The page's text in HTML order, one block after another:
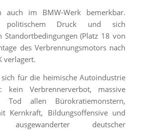
auch im BMW-Werk bemerkbar.
politischem Druck und sich
Standortbedingungen (Platz 18 von
des Verbrennungsmotors nach
verlagert.
für die heimische Autoindustrie
Verbrennerverbot, massive
Tod allen Bürokratiemonstern,
Kernkraft, Bildungsoffensive und
ausgewanderter deutscher